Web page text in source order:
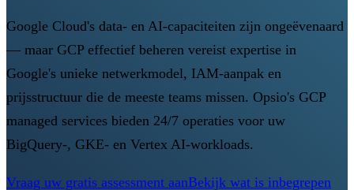
Google Cloud's data- en AI-capaciteiten zijn ongeëvenaard
— maar GCP effectief beheren vereist expertise in
Google's unieke netwerkmodel, IAM-aanpak en
prijsstructuur die de meeste teams missen. Opsio's GCP
managed services bieden 24/7 operaties voor uw
BigQuery-, GKE- en Vertex AI-workloads.
Vraag uw gratis assessment aanBekijk wat is inbegrepen